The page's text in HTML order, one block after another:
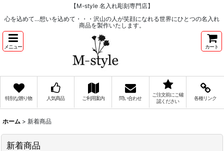
【M-style 名入れ彫刻専門店】
心を込めて…想いを込めて・・・沢山の人が笑顔になれる世界にひとつの名入れ
商品を製作いたします。
メニュー カート
特別な贈り物 人気商品 ご利用案内 問い合わせ
ご注文前にご確
認ください
各種リンク
ホーム > 新着商品
新着商品